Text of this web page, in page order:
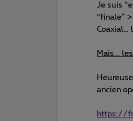
Je suis
“finale”
Coaxial…
Mais...
ancien
https://